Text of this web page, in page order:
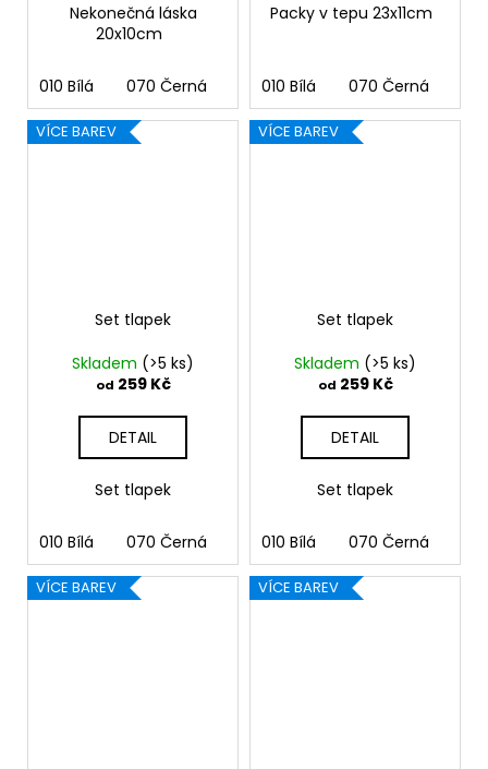
Nekonečná láska
20x10cm
010 Bílá 070 Černá 090 Stříbrná 091 Zlatá
Packy v tepu 23x11cm
010 Bílá 070 Černá
VÍCE BAREV
Set tlapek
Skladem (>5 ks)
od 259 Kč
DETAIL
Set tlapek
010 Bílá 070 Černá 090 Stříbrná 091 Zlatá
VÍCE BAREV
Set tlapek
Skladem (>5 ks)
od 259 Kč
DETAIL
Set tlapek
010 Bílá 070 Černá
VÍCE BAREV VÍCE BAREV